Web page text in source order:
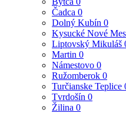
Čadca 0
Dolný Kubín 0
Kysucké Nové
Liptovský Mikuláš
Martin 0
Námestovo 0
Ružomberok 0
Turčianske Teplice
Tvrdošín 0
Žilina 0